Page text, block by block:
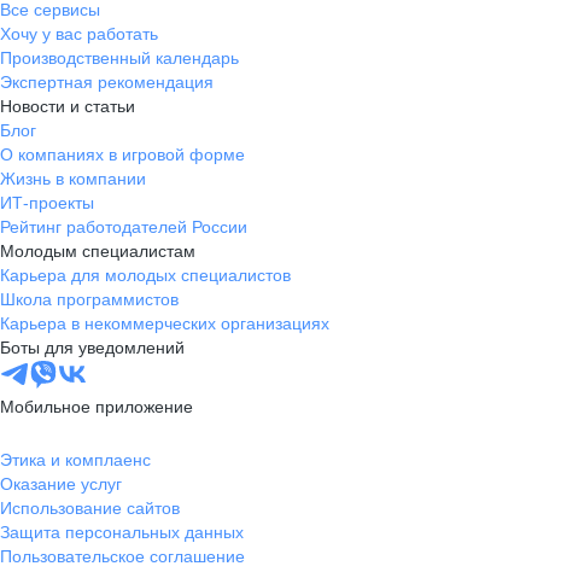
Все сервисы
Хочу у вас работать
Производственный календарь
Экспертная рекомендация
Новости и статьи
Блог
О компаниях в игровой форме
Жизнь в компании
ИТ-проекты
Рейтинг работодателей России
Молодым специалистам
Карьера для молодых специалистов
Школа программистов
Карьера в некоммерческих организациях
Боты для уведомлений
Мобильное приложение
Этика и комплаенс
Оказание услуг
Использование сайтов
Защита персональных данных
Пользовательское соглашение